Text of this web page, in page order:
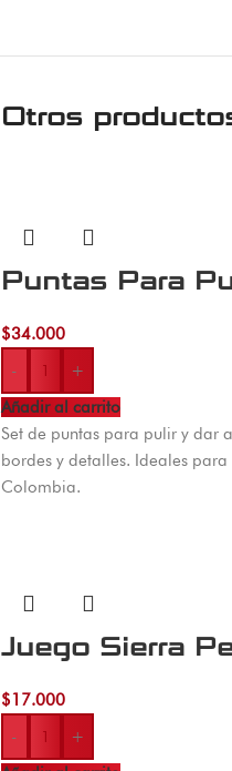
Otros
Puntas Para
$34.000
-
+
Añadir al carrito
Set de puntas para pulir y dar
bordes y detalles. Ideales
Colombia.
Juego Sierra
$17.000
-
+